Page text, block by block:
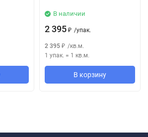
В наличии
2 395 ₽ /упак.
2 395 ₽ /кв.м.
1 упак. = 1 кв.м.
В корзину